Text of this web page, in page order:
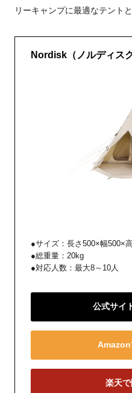
リーキャンプに最適なテント
Nordisk（ノルディス
●サイズ：長さ500×幅500×
●総重量：20kg
●対応人数：最大8～10人
公式サイ
Amazon
楽天